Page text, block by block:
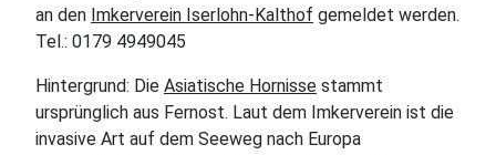
an den Imkerverein Iserlohn-Kalthof gemeldet werden.
Tel.: 0179 4949045
Hintergrund: Die Asiatische Hornisse stammt
ursprünglich aus Fernost. Laut dem Imkerverein ist die
invasive Art auf dem Seeweg nach Europa